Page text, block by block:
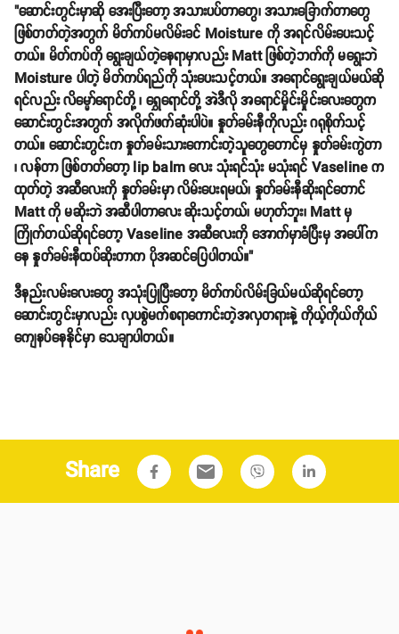
"ဆောင်းတွင်းမှာဆို အေးပြီးတော့ အသားပပ်တာတွေ၊ အသားခြောက်တာတွေ
ဖြစ်တတ်တဲ့အတွက် မိတ်ကပ်မလိမ်းခင် Moisture ကို အရင်လိမ်းပေးသင့်
တယ်။ မိတ်ကပ်ကို ရွေးချယ်တဲ့နေရာမှာလည်း Matt ဖြစ်တဲ့ဘက်ကို မရွေးဘဲ
Moisture ပါတဲ့ မိတ်ကပ်ရည်ကို သုံးပေးသင့်တယ်။ အရောင်ရွေးချယ်မယ်ဆို
ရင်လည်း လိမ္မော်ရောင်တို့ ၊ ရွှေရောင်တို့ အဲဒီလို အရောင်မှိုင်းမှိုင်းလေးတွေက
ဆောင်းတွင်းအတွက် အလိုက်ဖက်ဆုံးပါပဲ။ နှုတ်ခမ်းနီကိုလည်း ဂရုစိုက်သင့်
တယ်။ ဆောင်းတွင်းက နှုတ်ခမ်းသားကောင်းတဲ့သူတွေတောင်မှ နှုတ်ခမ်းကွဲတာ
၊ လန်တာ ဖြစ်တတ်တော့ lip balm လေး သုံးရင်သုံး မသုံးရင် Vaseline က
ထုတ်တဲ့ အဆီလေးကို နှုတ်ခမ်းမှာ လိမ်းပေးရမယ်၊ နှုတ်ခမ်းနီဆိုးရင်တောင်
Matt ကို မဆိုးဘဲ အဆီပါတာလေး ဆိုးသင့်တယ်၊ မဟုတ်ဘူး၊ Matt မှ
ကြိုက်တယ်ဆိုရင်တော့ Vaseline အဆီလေးကို အောက်မှာခံပြီးမှ အပေါ်က
နေ နှုတ်ခမ်းနီထပ်ဆိုးတာက ပိုအဆင်ပြေပါတယ်။"
ဒီနည်းလမ်းလေးတွေ အသုံးပြုပြီးတော့ မိတ်ကပ်လိမ်းခြယ်မယ်ဆိုရင်တော့
ဆောင်းတွင်းမှာလည်း လှပစွဲမက်စရာကောင်းတဲ့အလှတရားနဲ့ ကိုယ့်ကိုယ်ကိုယ်
ကျေနပ်နေနိုင်မှာ သေချာပါတယ်။
Share email